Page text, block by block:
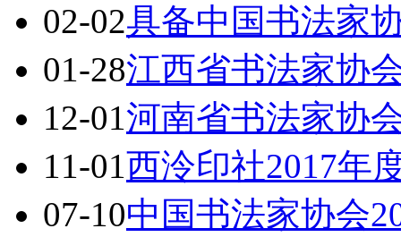
02-02具备中国书法家
01-28江西省书法家协
12-01河南省书法家协
11-01西泠印社2017年
07-10中国书法家协会